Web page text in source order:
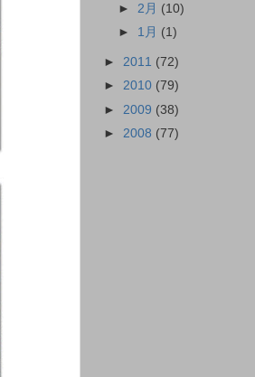
►2月 (10)
► 1月 (1)
► 2011 (72)
► 2010 (79)
► 2009 (38)
► 2008 (77)